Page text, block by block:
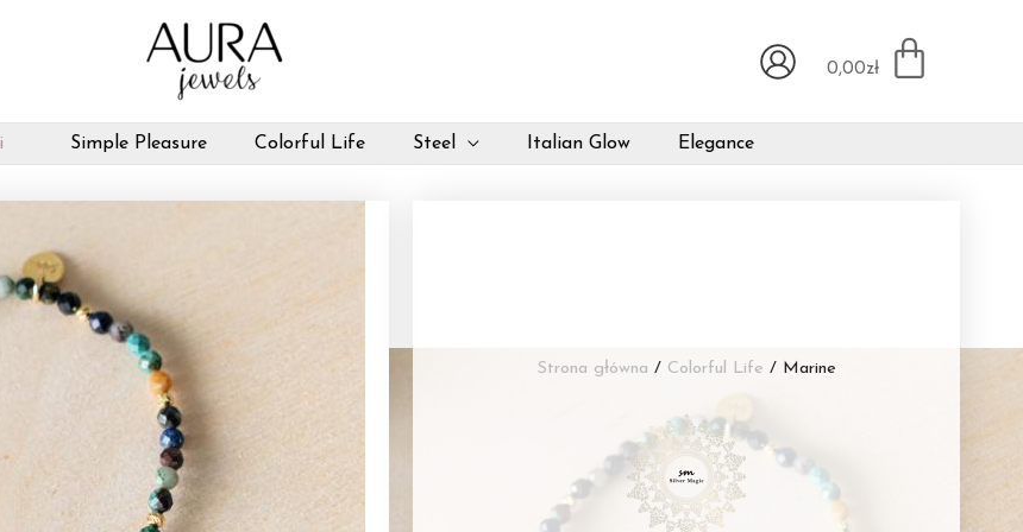
0,00zł
Simple Pleasure Colorful Life Steel Italian Glow Elegance
Strona główna / Colorful Life / Marine